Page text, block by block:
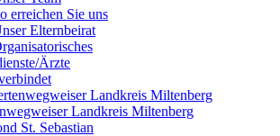
erreichen Sie uns
Elternbeirat
Ärzte
Landkreis Miltenberg
Landkreis Miltenberg
St. Sebastian